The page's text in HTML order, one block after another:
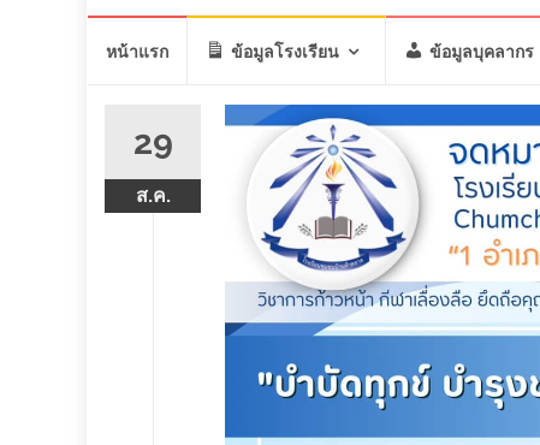
หน้าแรก ข้อมูลโรงเรียน ข้อมูลบุคลากร
29
ส.ค.